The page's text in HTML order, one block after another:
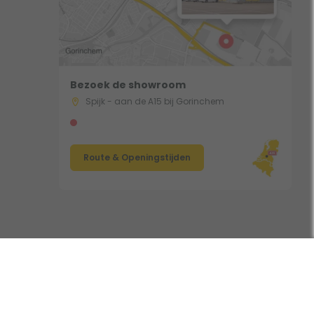
Bezoek de showroom
Spijk - aan de A15 bij Gorinchem
Route & Openingstijden